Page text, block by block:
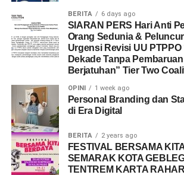
BERITA 6 days ago
SIARAN PERS Hari Anti
Orang Sedunia &
Urgensi Revisi UU PTPPO
Dekade Tanpa
Berjatuhan” Tier Two
OPINI 1 week ago
Personal Branding dan
di Era Digital
BERITA 2 years ago
FESTIVAL BERSAMA
SEMARAK KOTA
TENTREM KARTA